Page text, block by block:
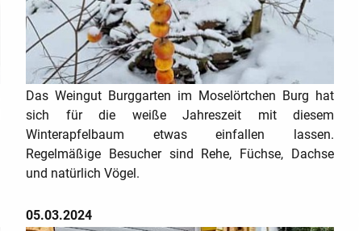
Das Weingut Burggarten im Moselörtchen Burg hat
sich für die weiße Jahreszeit mit diesem
Winterapfelbaum etwas einfallen lassen.
Regelmäßige Besucher sind Rehe, Füchse, Dachse
und natürlich Vögel.
05.03.2024